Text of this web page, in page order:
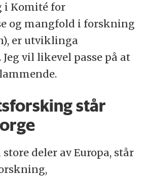
i Komité for
og mangfold i forskning
er utviklinga
vil likevel passe på at
står
deler av Europa, står